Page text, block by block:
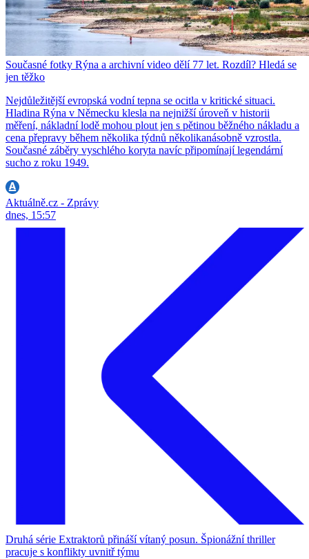
Současné fotky Rýna a archivní video dělí 77 let. Rozdíl? Hledá se
jen těžko
Nejdůležitější evropská vodní tepna se ocitla v kritické situaci.
Hladina Rýna v Německu klesla na nejnižší úroveň v historii
měření, nákladní lodě mohou plout jen s pětinou běžného nákladu a
cena přepravy během několika týdnů několikanásobně vzrostla.
Současné záběry vyschlého koryta navíc připomínají legendární
sucho z roku 1949.
Aktuálně.cz - Zprávy
dnes, 15:57
Druhá série Extraktorů přináší vítaný posun. Špionážní thriller
pracuje s konflikty uvnitř týmu